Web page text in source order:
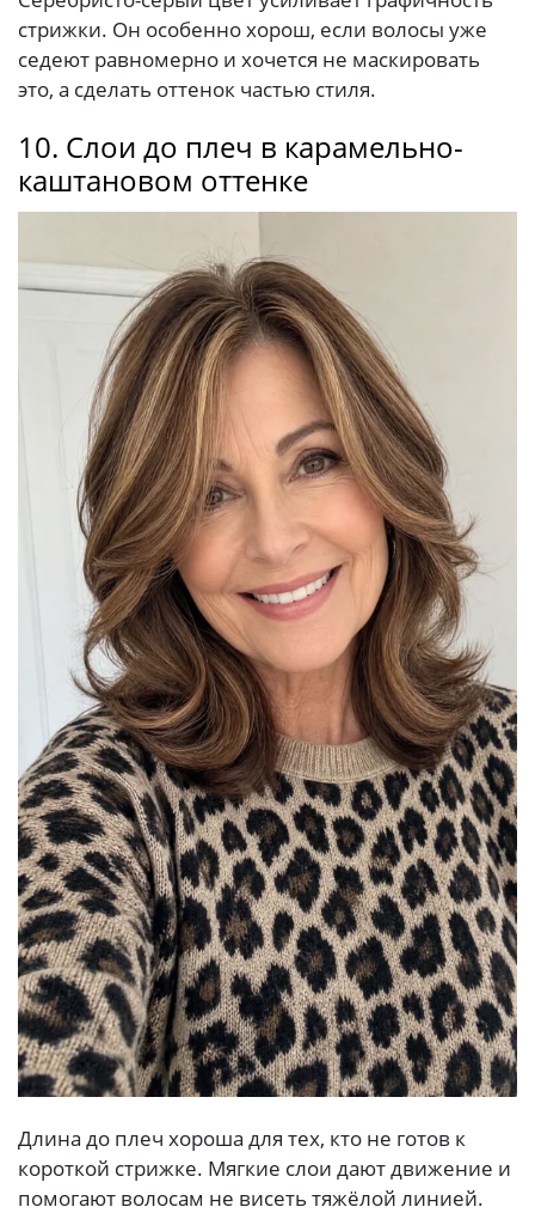
стрижки. Он особенно хорош, если волосы уже
седеют равномерно и хочется не маскировать
это, а сделать оттенок частью стиля.
10. Слои до плеч в карамельно-
каштановом оттенке
Длина до плеч хороша для тех, кто не готов к
короткой стрижке. Мягкие слои дают движение и
помогают волосам не висеть тяжёлой линией.